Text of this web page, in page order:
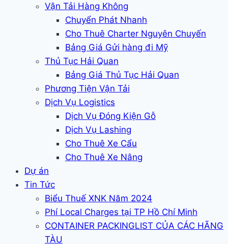
Vận Tải Hàng Không
Chuyển Phát Nhanh
Cho Thuê Charter Nguyên Chuyến
Bảng Giá Gửi hàng đi Mỹ
Thủ Tục Hải Quan
Bảng Giá Thủ Tục Hải Quan
Phương Tiện Vận Tải
Dịch Vụ Logistics
Dịch Vụ Đóng Kiện Gỗ
Dịch Vụ Lashing
Cho Thuê Xe Cẩu
Cho Thuê Xe Nâng
Dự án
Tin Tức
Biểu Thuế XNK Năm 2024
Phí Local Charges tại TP Hồ Chí Minh
CONTAINER PACKINGLIST CỦA CÁC HÃNG
TÀU